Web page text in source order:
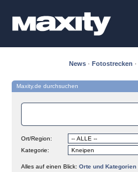
News · Fotostrecken ·
Maxity.de durchsuchen
Ort/Region:
Kategorie:
Alles auf einen Blick: Orte und Kategorien